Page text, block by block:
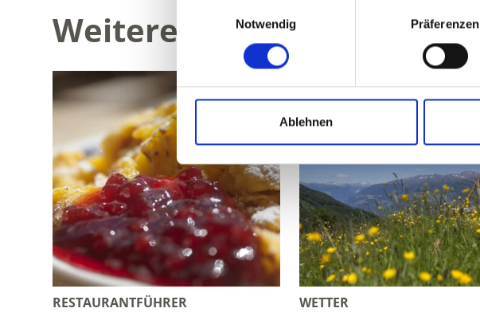
Notwendig
Präferenzen
Ablehnen
Weitere interessante Links
RESTAURANTFÜHRER WETTER